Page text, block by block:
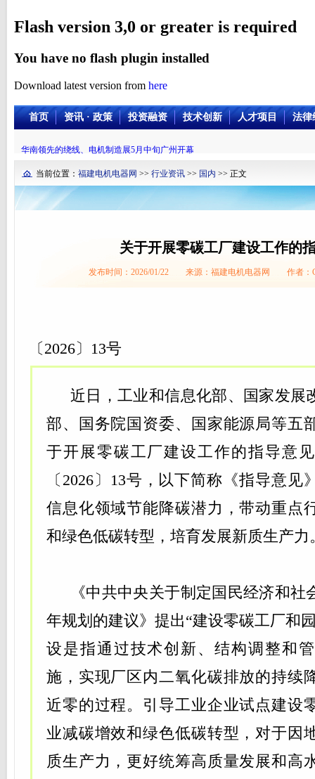
Flash version 3,0 or greater is required
You have no flash plugin installed
Download latest version from here
首页 资讯 · 政策 投资融资 技术创新 人才项目 法律
华南领先的绕线、电机制造展5月中旬广州开幕
当前位置： 福建电机电器网 >> 行业资讯 >> 国内 >> 正文
关于开展零碳工厂建设工作的
发布时间：2026/01/22 来源：福建电机电器网 作
〔2026〕13号
近日，工业和信息化部、国家发展
部、国务院国资委、国家能源局等五
于开展零碳工厂建设工作的指导意
〔2026〕13号，以下简称《指导意见
信息化领域节能降碳潜力，带动重点
和绿色低碳转型，培育发展新质生产力
《中共中央关于制定国民经济和社
年规划的建议》提出“建设零碳工厂和
设是指通过技术创新、结构调整和
施，实现厂区内二氧化碳排放的持续
近零的过程。引导工业企业试点建设
业减碳增效和绿色低碳转型，对于因
质生产力，更好统筹高质量发展和高